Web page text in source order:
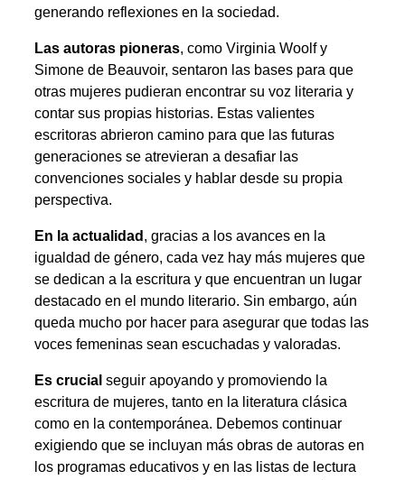
generando reflexiones en la sociedad.
Las autoras pioneras, como Virginia Woolf y
Simone de Beauvoir, sentaron las bases para que
otras mujeres pudieran encontrar su voz literaria y
contar sus propias historias. Estas valientes
escritoras abrieron camino para que las futuras
generaciones se atrevieran a desafiar las
convenciones sociales y hablar desde su propia
perspectiva.
En la actualidad , gracias a los avances en la
igualdad de género, cada vez hay más mujeres que
se dedican a la escritura y que encuentran un lugar
destacado en el mundo literario. Sin embargo, aún
queda mucho por hacer para asegurar que todas las
voces femeninas sean escuchadas y valoradas.
Es crucial seguir apoyando y promoviendo la
escritura de mujeres, tanto en la literatura clásica
como en la contemporánea. Debemos continuar
exigiendo que se incluyan más obras de autoras en
los programas educativos y en las listas de lectura